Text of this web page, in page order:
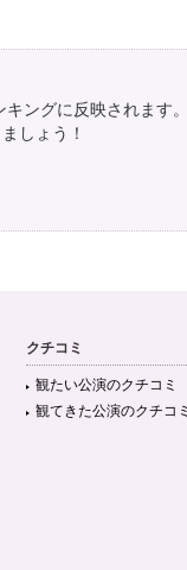
ングに反映されます。
しょう！
クチコミ
観たい公演のクチコミ
観てきた公演のクチコミ